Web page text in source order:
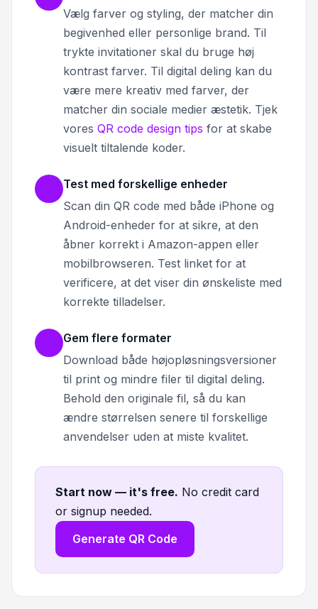
Vælg farver og styling, der matcher din
begivenhed eller personlige brand. Til
trykte invitationer skal du bruge høj
kontrast farver. Til digital deling kan du
være mere kreativ med farver, der
matcher din sociale medier æstetik. Tjek
vores QR code design tips for at skabe
visuelt tiltalende koder.
Test med forskellige enheder
Scan din QR code med både iPhone og
Android-enheder for at sikre, at den
åbner korrekt i Amazon-appen eller
mobilbrowseren. Test linket for at
verificere, at det viser din ønskeliste med
korrekte tilladelser.
Gem flere formater
Download både højopløsningsversioner
til print og mindre filer til digital deling.
Behold den originale fil, så du kan
ændre størrelsen senere til forskellige
anvendelser uden at miste kvalitet.
Start now — it's free. No credit card
or signup needed.
Generate QR Code